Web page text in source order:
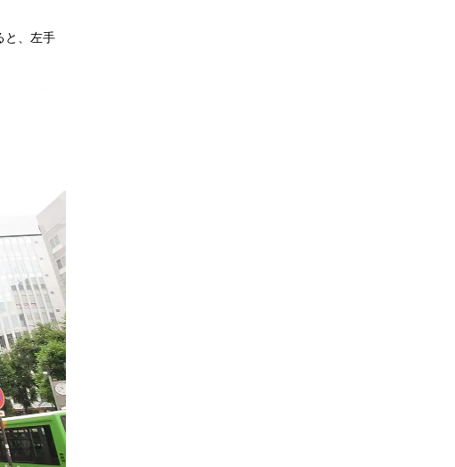
と、左手